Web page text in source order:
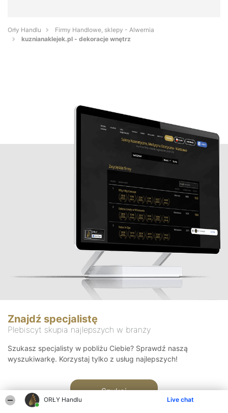
ORŁY Handlu Live chat
Orły Handlu
Firmy Handlowe, sklepy - Alwernia
kuznianaklejek.pl - dekoracje wnętrz
Znajdź specjalistę
Plebiscyt skupia najlepszych w branży
Szukasz specjalisty w pobliżu Ciebie? Sprawdź naszą
wyszukiwarkę. Korzystaj tylko z usług najlepszych!
Szukaj